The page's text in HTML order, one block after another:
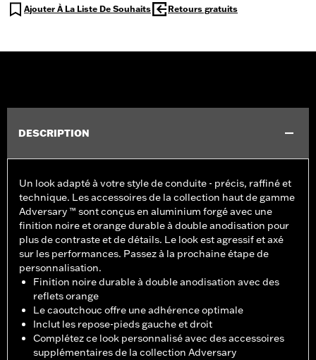
Ajouter À La Liste De Souhaits Retours gratuits
DESCRIPTION
Un look adapté à votre style de conduite - précis, raffiné et
technique. Les accessoires de la collection haut de gamme
Adversary ™ sont conçus en aluminium forgé avec une
finition noire et orange durable à double anodisation pour
plus de contraste et de détails. Le look est agressif et axé
sur les performances. Passez à la prochaine étape de
personnalisation.
Finition noire durable à double anodisation avec des
reflets orange
Le caoutchouc offre une adhérence optimale
Inclut les repose-pieds gauche et droit
Complétez ce look personnalisé avec des accessoires
supplémentaires de la collection Adversary